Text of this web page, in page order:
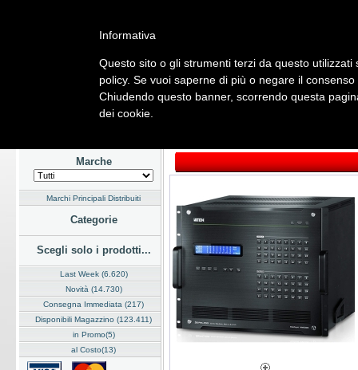
Listino Marchi Dati Cliente Servizi Company
Software Fotografia Telefonia Audio Video
Marche
Marchi Principali Distribuiti
Categorie
Scegli solo i prodotti...
Last Week (6.620)
Novità (14.730)
Consegna Immediata (217)
Disponibili Magazzino (123.411)
in Promo(5)
al Costo(13)
Informativa
Questo sito o gli strumenti terzi da questo
policy. Se vuoi saperne di più o negare il
Chiudendo questo banner, scorrendo questa
dei cookie.